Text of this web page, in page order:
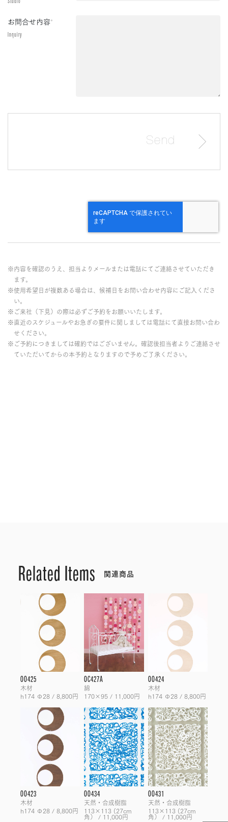
お問合せ内容*
Inquiry
※内容を確認のうえ、担当よりメールまたは電話にてご連絡させていただき
ます。
※使用希望日が複数ある場合は、候補日をお問い合わせ内容にご記入くださ
い。
※ご来社（下見）の際は必ずご予約をお願いいたします。
※直近のスケジュールやお急ぎの要件に関しましては電話にて直接お問い合わ
せください。
※ご予約につきましては確約ではございません。確認後担当者よりご連絡させ
ていただいてからの本予約となりますので予めご了承ください。
Related Items 関連商品
OO425
木材
h174 Φ28 / 8,800円
OC427A
綿
170×95 / 11,000円
OO424
木材
h174 Φ28 / 8,800円
OO423
木材
h174 Φ28 / 8,800円
OO434
天然・合成樹脂
113×113 (27cm
角） / 11,000円
OO431
天然・合成樹脂
113×113 (27cm
角） / 11,000円